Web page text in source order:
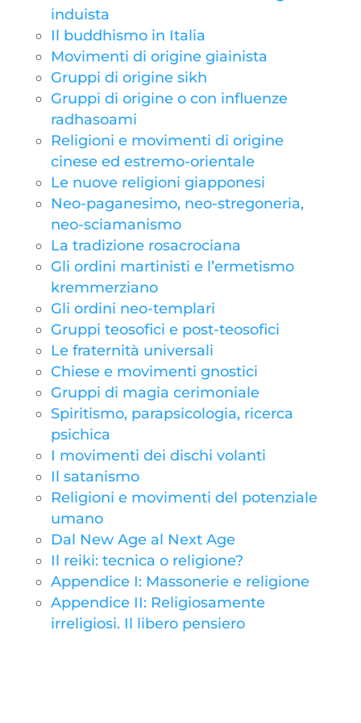
induista
Il buddhismo in Italia
Movimenti di origine giainista
Gruppi di origine sikh
Gruppi di origine o con influenze
radhasoami
Religioni e movimenti di origine
cinese ed estremo-orientale
Le nuove religioni giapponesi
Neo-paganesimo, neo-stregoneria,
neo-sciamanismo
La tradizione rosacrociana
Gli ordini martinisti e l’ermetismo
kremmerziano
Gli ordini neo-templari
Gruppi teosofici e post-teosofici
Le fraternità universali
Chiese e movimenti gnostici
Gruppi di magia cerimoniale
Spiritismo, parapsicologia, ricerca
psichica
I movimenti dei dischi volanti
Il satanismo
Religioni e movimenti del potenziale
umano
Dal New Age al Next Age
Il reiki: tecnica o religione?
Appendice I: Massonerie e religione
Appendice II: Religiosamente
irreligiosi. Il libero pensiero